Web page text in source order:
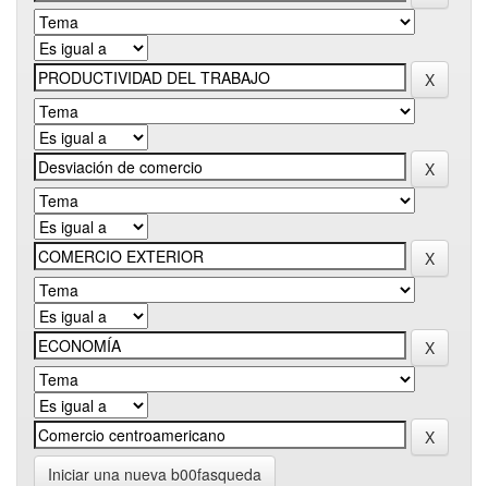
Iniciar una nueva b00fasqueda